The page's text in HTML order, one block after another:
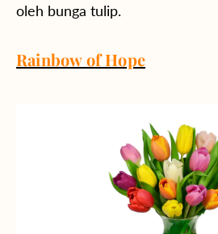
oleh bunga tulip.
Rainbow of Hope